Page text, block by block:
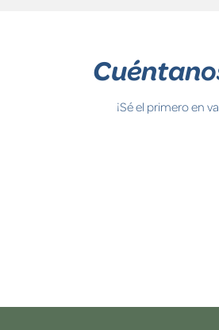
¡Sé el primero en